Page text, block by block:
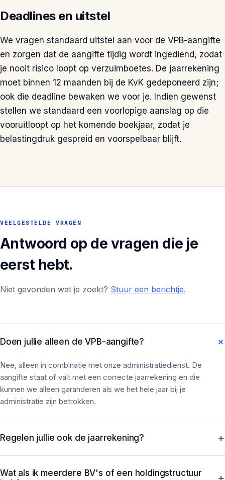
Deadlines en uitstel
We vragen standaard uitstel aan voor de VPB-aangifte
en zorgen dat de aangifte tijdig wordt ingediend, zodat
je nooit risico loopt op verzuimboetes. De jaarrekening
moet binnen 12 maanden bij de KvK gedeponeerd zijn;
ook die deadline bewaken we voor je. Indien gewenst
stellen we standaard een voorlopige aanslag op die
vooruitloopt op het komende boekjaar, zodat je
belastingdruk gespreid en voorspelbaar blijft.
VEELGESTELDE VRAGEN
Antwoord op de vragen die je
eerst hebt.
Niet gevonden wat je zoekt? Stuur een berichtje.
Doen jullie alleen de VPB-aangifte?
Nee, alleen in combinatie met onze administratiedienst. De
aangifte staat of valt met een correcte jaarrekening en die
kunnen we alleen garanderen als we het hele jaar bij je
administratie zijn betrokken.
Regelen jullie ook de jaarrekening? +
publicatieversie voor de KvK. Geen losse facturen voor "het
Wat als ik meerdere BV's of een holdingstructuur